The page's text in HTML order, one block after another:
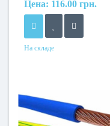
Цена: 116.00 грн.
На складе
16 мм²
Кол-во жил